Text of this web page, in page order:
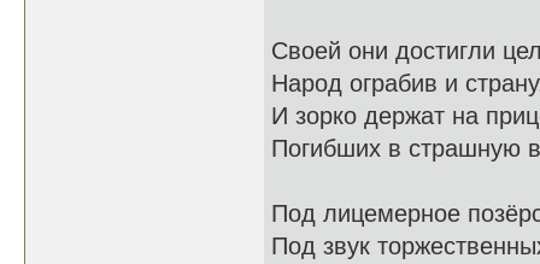
Своей они достигли
Народ ограбив и
И зорко держат на
Погибших в страшную
Под лицемерное
Под звук